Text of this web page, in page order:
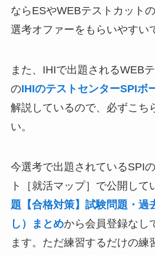
ならESやWEBテストカット
選考オファーをもらいやすい
また、IHIで出題されるWEB
のIHIのテストセンターSPIボ
解説しているので、必ずこち
い。
今選考で出題されているSPI
ト［就活マップ］で公開して
題【合格対策】試験問題・過
し）まとめから会員登録なし
ます。ただ練習するだけの練